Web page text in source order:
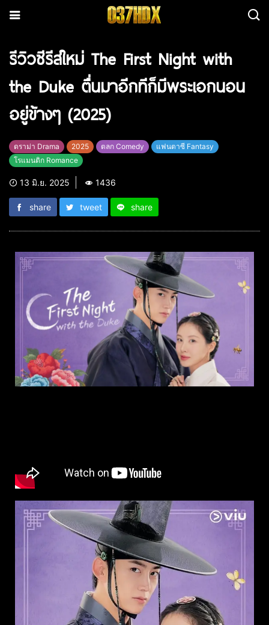
รีวิวซีรีส์ใหม่ The First Night with
the Duke ตื่นมาอีกทีก็มีพระเอกนอน
อยู่ข้างๆ (2025)
ดราม่า Drama 2025 ตลก Comedy
แฟนตาซี Fantasy
โรแมนติก Romance
13 มิ.ย. 2025 1436
share tweet share